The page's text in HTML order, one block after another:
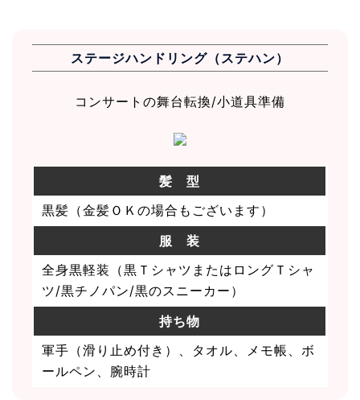
ステージハンドリング（ステハン）
コンサートの舞台転換/小道具準備
髪 型
黒髪（金髪ＯＫの場合もございます）
服 装
全身黒軽装（黒ＴシャツまたはロングＴシャ
ツ/黒チノパン/黒のスニーカー）
持ち物
軍手（滑り止め付き）、タオル、メモ帳、ボ
ールペン、腕時計